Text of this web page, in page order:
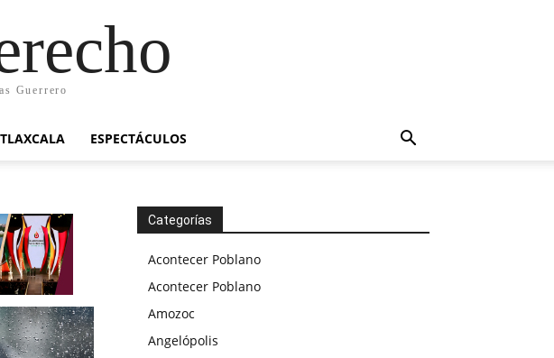
Guerrero
TLAXCALA ESPECTÁCULOS
Categorías
Acontecer Poblano
Acontecer Poblano
Amozoc
Angelópolis